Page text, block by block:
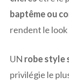
baptême ou
rendent le look
UN robe style
privilégie le